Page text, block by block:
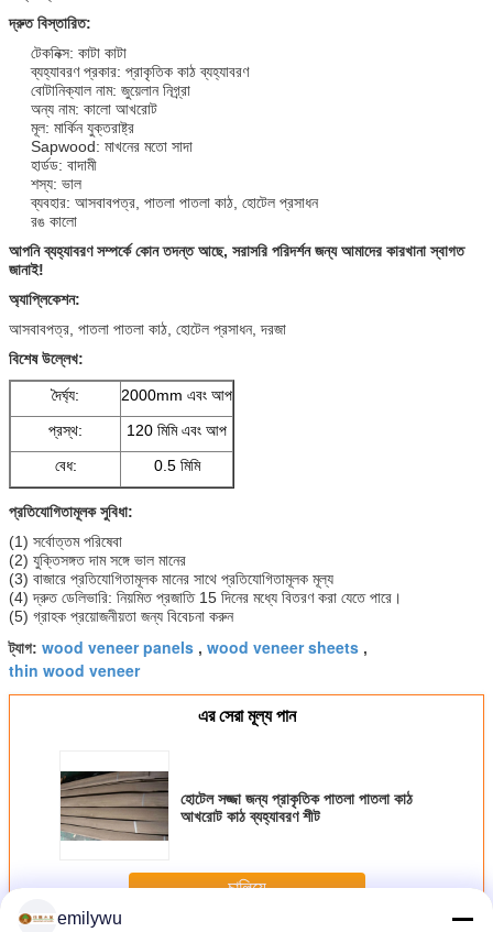
দ্রুত বিস্তারিত:
টেকনিক্স: কাটা কাটা
ব্যহ্যাবরণ প্রকার: প্রাকৃতিক কাঠ ব্যহ্যাবরণ
বোটানিক্যাল নাম: জুয়েলান নিগ্র্রা
অন্য নাম: কালো আখরোট
মূল: মার্কিন যুক্তরাষ্ট্র
Sapwood: মাখনের মতো সাদা
হার্ডড: বাদামী
শস্য: ভাল
ব্যবহার: আসবাবপত্র, পাতলা পাতলা কাঠ, হোটেল প্রসাধন
রঙ কালো
আপনি ব্যহ্যাবরণ সম্পর্কে কোন তদন্ত আছে, সরাসরি পরিদর্শন জন্য আমাদের কারখানা স্বাগত
জানাই!
অ্যাপ্লিকেশন:
আসবাবপত্র, পাতলা পাতলা কাঠ, হোটেল প্রসাধন, দরজা
বিশেষ উল্লেখ:
দৈর্ঘ্য:
2000mm এবং আপ
প্রস্থ:
120 মিমি এবং আপ
বেধ:
0.5 মিমি
প্রতিযোগিতামূলক সুবিধা:
(1) সর্বোত্তম পরিষেবা
(2) যুক্তিসঙ্গত দাম সঙ্গে ভাল মানের
(3) বাজারে প্রতিযোগিতামূলক মানের সাথে প্রতিযোগিতামূলক মূল্য
(4) দ্রুত ডেলিভারি: নিয়মিত প্রজাতি 15 দিনের মধ্যে বিতরণ করা যেতে পারে।
(5) গ্রাহক প্রয়োজনীয়তা জন্য বিবেচনা করুন
ট্যাগ: wood veneer panels , wood veneer sheets ,
thin wood veneer
এর সেরা মূল্য পান
হোটেল সজ্জা জন্য প্রাকৃতিক পাতলা পাতলা কাঠ
আখরোট কাঠ ব্যহ্যাবরণ শীট
চালিয়ে
emilywu